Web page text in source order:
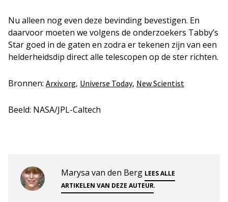
Nu alleen nog even deze bevinding bevestigen. En
daarvoor moeten we volgens de onderzoekers Tabby’s
Star goed in de gaten en zodra er tekenen zijn van een
helderheidsdip direct alle telescopen op de ster richten.
Bronnen: Arxiv.org, Universe Today, New Scientist
Beeld: NASA/JPL-Caltech
Marysa van den Berg LEES ALLE
ARTIKELEN VAN DEZE AUTEUR.